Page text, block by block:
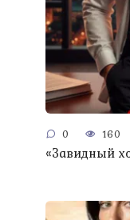
0 160
«Завидный